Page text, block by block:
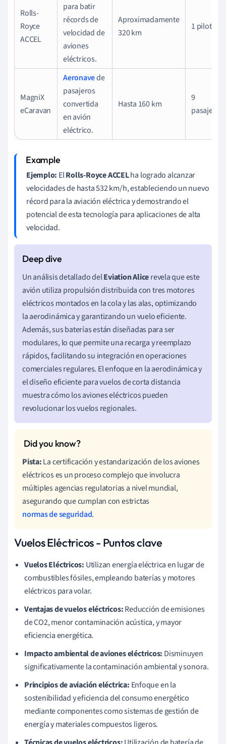
Rolls-
Royce
ACCEL
para batir
récords de
velocidad de
aviones
eléctricos.
Aproximadamente
320 km
1 piloto
MagniX
eCaravan
Aeronavede
pasajeros
convertida
en avión
eléctrico.
Hasta 160 km
9
pasajeros
Ejemplo: ElRolls-Royce ACCELha logrado alcanzar
velocidades de hasta 532 km/h, estableciendo un nuevo
récord para la aviación eléctrica y demostrando el
potencial de esta tecnología para aplicaciones de alta
velocidad.
Un análisis detallado delEviation Alicerevela que este
avión utiliza propulsión distribuida con tres motores
eléctricos montados en la cola y las alas, optimizando
la aerodinámica y garantizando un vuelo eficiente.
Además, sus baterías están diseñadas para ser
modulares, lo que permite una recarga y reemplazo
rápidos, facilitando su integración en operaciones
comerciales regulares. El enfoque en la aerodinámica y
el diseño eficiente para vuelos de corta distancia
muestra cómo los aviones eléctricos pueden
revolucionar los vuelos regionales.
Pista:La certificación y estandarización de los aviones
eléctricos es un proceso complejo que involucra
múltiples agencias regulatorias a nivel mundial,
asegurando que cumplan con estrictas
normas de seguridad.
Vuelos Eléctricos - Puntos clave
Vuelos Eléctricos: Utilizan energía eléctrica en lugar de
combustibles fósiles, empleando baterías y motores
eléctricos para volar.
Ventajas de vuelos eléctricos:Reducción de emisiones
de CO2, menor contaminación acústica, y mayor
eficiencia energética.
Impacto ambiental de aviones eléctricos: Disminuyen
significativamente la contaminación ambiental y sonora.
Principios de aviación eléctrica: Enfoque en la
sostenibilidad y eficiencia del consumo energético
mediante componentes como sistemas de gestión de
energía y materiales compuestos ligeros.